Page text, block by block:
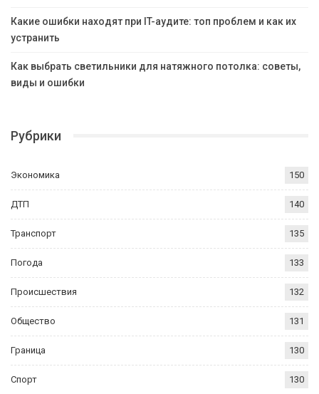
Какие ошибки находят при IT-аудите: топ проблем и как их
устранить
Как выбрать светильники для натяжного потолка: советы,
виды и ошибки
Рубрики
Экономика 150
ДТП 140
Транспорт 135
Погода 133
Происшествия 132
Общество 131
Граница 130
Спорт 130